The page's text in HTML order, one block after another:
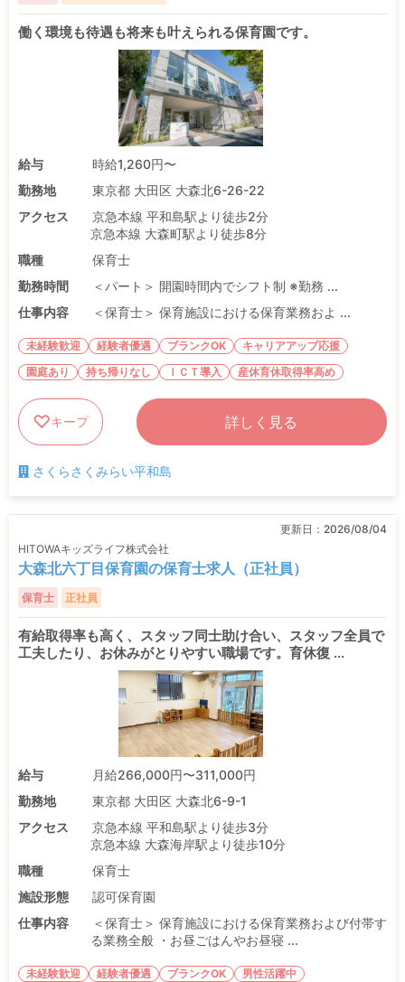
働く環境も待遇も将来も叶えられる保育園です。
給与
時給1,260円〜
勤務地
東京都 大田区 大森北6-26-22
アクセス
京急本線 平和島駅より徒歩2分
京急本線 大森町駅より徒歩8分
職種
保育士
勤務時間
＜パート＞ 開園時間内でシフト制 ※勤務 ...
仕事内容
＜保育士＞ 保育施設における保育業務およ ...
未経験歓迎 経験者優遇 ブランクOK
キャリアアップ応援
園庭あり
持ち帰りなし ＩＣＴ導入 産休育休取得率高め
キープ 詳しく見る
さくらさくみらい平和島
更新日： 2026/08/04
HITOWAキッズライフ株式会社
大森北六丁目保育園の保育士求人（正社員）
保育士 正社員
有給取得率も高く、スタッフ同士助け合い、スタッフ全員で
工夫したり、お休みがとりやすい職場です。育休復 ...
給与
月給266,000円〜311,000円
勤務地
東京都 大田区 大森北6-9-1
アクセス
京急本線 平和島駅より徒歩3分
京急本線 大森海岸駅より徒歩10分
職種
保育士
施設形態
認可保育園
仕事内容
＜保育士＞ 保育施設における保育業務および付帯す
る業務全般 ・お昼ごはんやお昼寝 ...
未経験歓迎 経験者優遇 ブランクOK
男性活躍中